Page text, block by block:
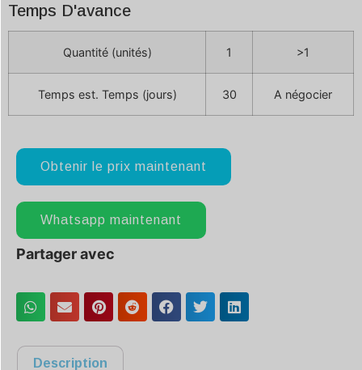
Temps D'avance
Quantité (unités) 1 >1
Temps est. Temps (jours) 30 A négocier
Obtenir le prix maintenant
Whatsapp maintenant
Partager avec
Description